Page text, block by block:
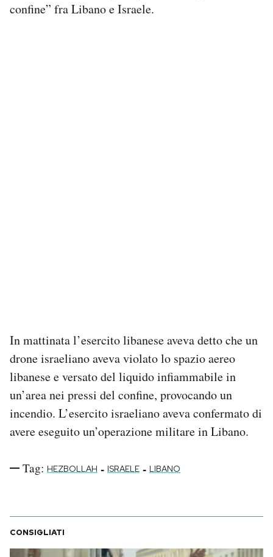
confine” fra Libano e Israele.
In mattinata l’esercito libanese aveva detto che un
drone israeliano aveva violato lo spazio aereo
libanese e versato del liquido infiammabile in
un’area nei pressi del confine, provocando un
incendio. L’esercito israeliano aveva confermato di
avere eseguito un’operazione militare in Libano.
Tag: HEZBOLLAH - ISRAELE - LIBANO
CONSIGLIATI